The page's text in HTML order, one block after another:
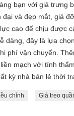
bạn với giá trưng
và đẹp mắt, giá
cao để chịu được
dàng, đây là lựa
phí vận chuyển.
mạch với tính
kỳ nhà bán lẻ thời
chỉnh Giá treo